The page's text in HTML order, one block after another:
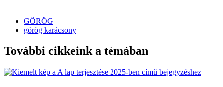
GÖRÖG
görög karácsony
További cikkeink a témában